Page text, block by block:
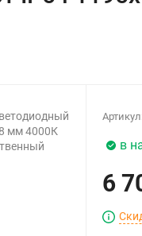
мм 4000К
в
6